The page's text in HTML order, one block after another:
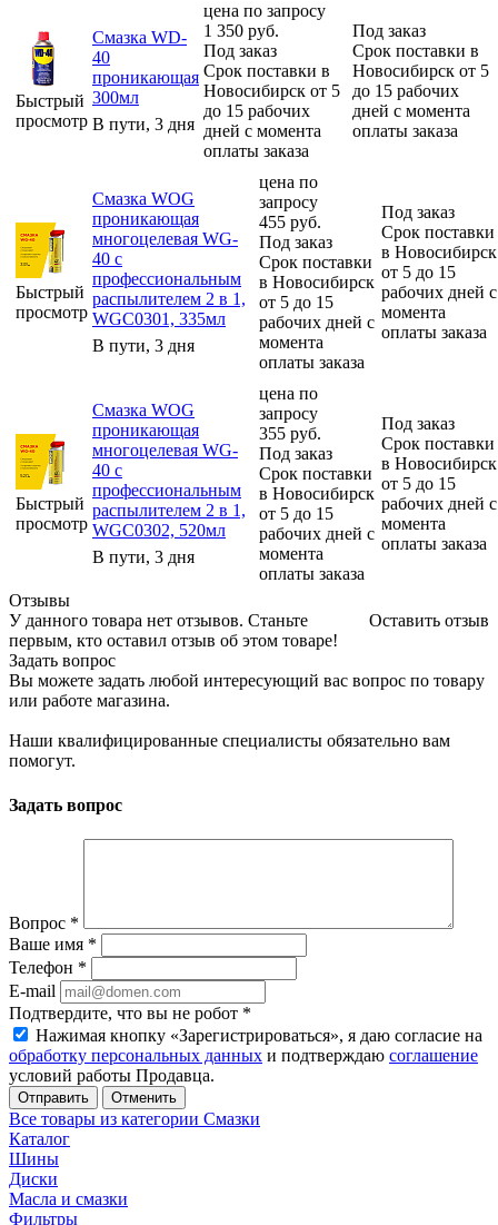
Быстрый
просмотр
Смазка WD-
40
проникающая
300мл
В пути, 3 дня
цена по запросу
1 350 руб.
Под заказ
Срок поставки в
Новосибирск от 5
до 15 рабочих
дней с момента
оплаты заказа
Под заказ
Срок поставки в
Новосибирск от 5
до 15 рабочих
дней с момента
оплаты заказа
Быстрый
просмотр
Смазка WOG
проникающая
многоцелевая WG-
40 с
профессиональным
распылителем 2 в 1,
WGC0301, 335мл
В пути, 3 дня
цена по
запросу
455 руб.
Под заказ
Срок поставки
в Новосибирск
от 5 до 15
рабочих дней с
момента
оплаты заказа
Под заказ
Срок поставки
в Новосибирск
от 5 до 15
рабочих дней с
момента
оплаты заказа
Быстрый
просмотр
Смазка WOG
проникающая
многоцелевая WG-
40 с
профессиональным
распылителем 2 в 1,
WGC0302, 520мл
В пути, 3 дня
цена по
запросу
355 руб.
Под заказ
Срок поставки
в Новосибирск
от 5 до 15
рабочих дней с
момента
оплаты заказа
Под заказ
Срок поставки
в Новосибирск
от 5 до 15
рабочих дней с
момента
оплаты заказа
Отзывы
Оставить отзыв
У данного товара нет отзывов. Станьте
первым, кто оставил отзыв об этом товаре!
Задать вопрос
Вы можете задать любой интересующий вас вопрос по товару
или работе магазина.
Наши квалифицированные специалисты обязательно вам
помогут.
Задать вопрос
Вопрос *
Ваше имя *
Телефон *
E-mail
Подтвердите, что вы не робот *
Нажимая кнопку «Зарегистрироваться», я даю согласие на
обработку персональных данных и подтверждаю соглашение
условий работы Продавца.
Отменить
Все товары из категории Смазки
Каталог
Шины
Диски
Масла и смазки
Фильтры